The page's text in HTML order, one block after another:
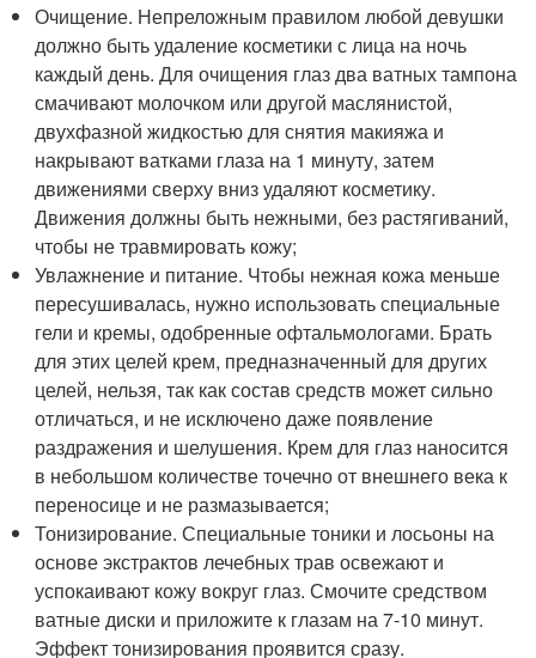
Очищение­. Непреложным правилом любой девушки
должно быть удаление косметики с лица на ночь
каждый день. Для очищения глаз два ватных тампона
смачивают молочком или другой маслянистой,
двухфазной жидкостью для снятия макияжа и
накрывают ватками глаза на 1 минуту, затем
движениями сверху вниз удаляют косметику.
Движения должны быть нежными, без растягиваний,
чтобы не травмировать кожу;
Увлажнение и питание. Чтобы нежная кожа меньше
пересушивалась, нужно использовать специальные
гели и кремы, одобренные офтальмологами. Брать
для этих целей крем, предназначенный для других
целей, нельзя, так как состав средств может сильно
отличаться, и не исключено даже появление
раздражения и шелушения. Крем для глаз наносится
в небольшом количестве точечно от внешнего века к
переносице и не размазывается;
Тонизирование. Специальные тоники и лосьоны на
основе экстрактов лечебных трав освежают и
успокаивают кожу вокруг глаз. Смочите средством
ватные диски и приложите к глазам на 7-10 минут.
Эффект тонизирования проявится сразу.